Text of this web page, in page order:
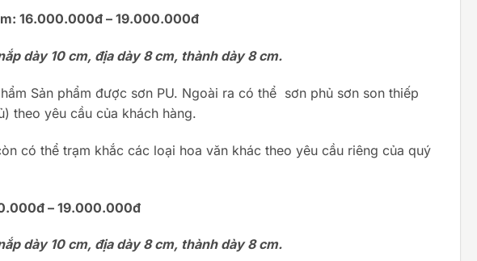
16.000.000đ – 19.000.000đ
dày 10 cm, địa dày 8 cm, thành dày 8 cm.
Sản phẩm được sơn PU. Ngoài ra có thể sơn phủ sơn son thiếp
theo yêu cầu của khách hàng.
có thể trạm khắc các loại hoa văn khác theo yêu cầu riêng của quý
– 19.000.000đ
dày 10 cm, địa dày 8 cm, thành dày 8 cm.